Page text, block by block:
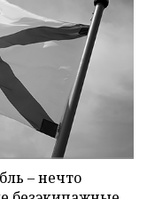
– нечто